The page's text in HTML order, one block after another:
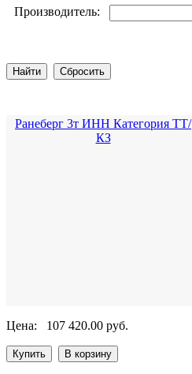
Производитель:
Ранеберг 3т ИНН Категория ТТ/
КЗ
Цена: 107 420.00 руб.